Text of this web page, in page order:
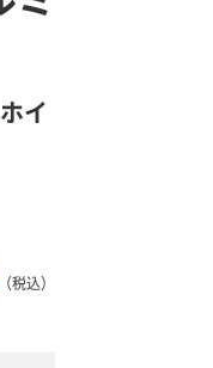
イ
（税込）